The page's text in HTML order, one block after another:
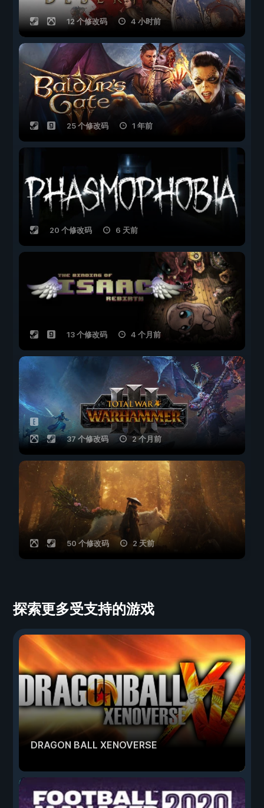
12 个修改码 4 小时前
25 个修改码 1 年前
20 个修改码 6 天前
13 个修改码 4 个月前
37 个修改码 2 个月前
50 个修改码 2 天前
探索更多受支持的游戏
DRAGON BALL XENOVERSE